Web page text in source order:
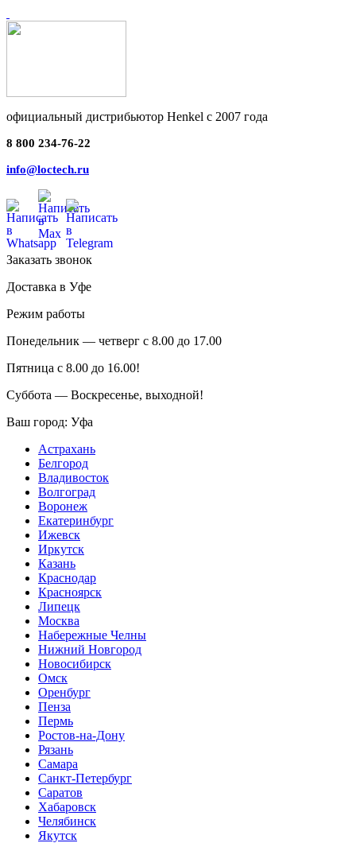
официальный дистрибьютор Henkel с 2007 года
8 800 234-76-22
info@loctech.ru
Заказать звонок
Доставка в Уфе
Режим работы
Понедельник — четверг с 8.00 до 17.00
Пятница с 8.00 до 16.00!
Суббота — Воскресенье, выходной!
Ваш город: Уфа
Астрахань
Белгород
Владивосток
Волгоград
Воронеж
Екатеринбург
Ижевск
Иркутск
Казань
Краснодар
Красноярск
Липецк
Москва
Набережные Челны
Нижний Новгород
Новосибирск
Омск
Оренбург
Пенза
Пермь
Ростов-на-Дону
Рязань
Самара
Санкт-Петербург
Саратов
Хабаровск
Челябинск
Якутск